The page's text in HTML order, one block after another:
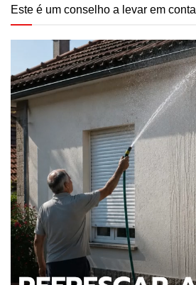
Este é um conselho a levar em conta